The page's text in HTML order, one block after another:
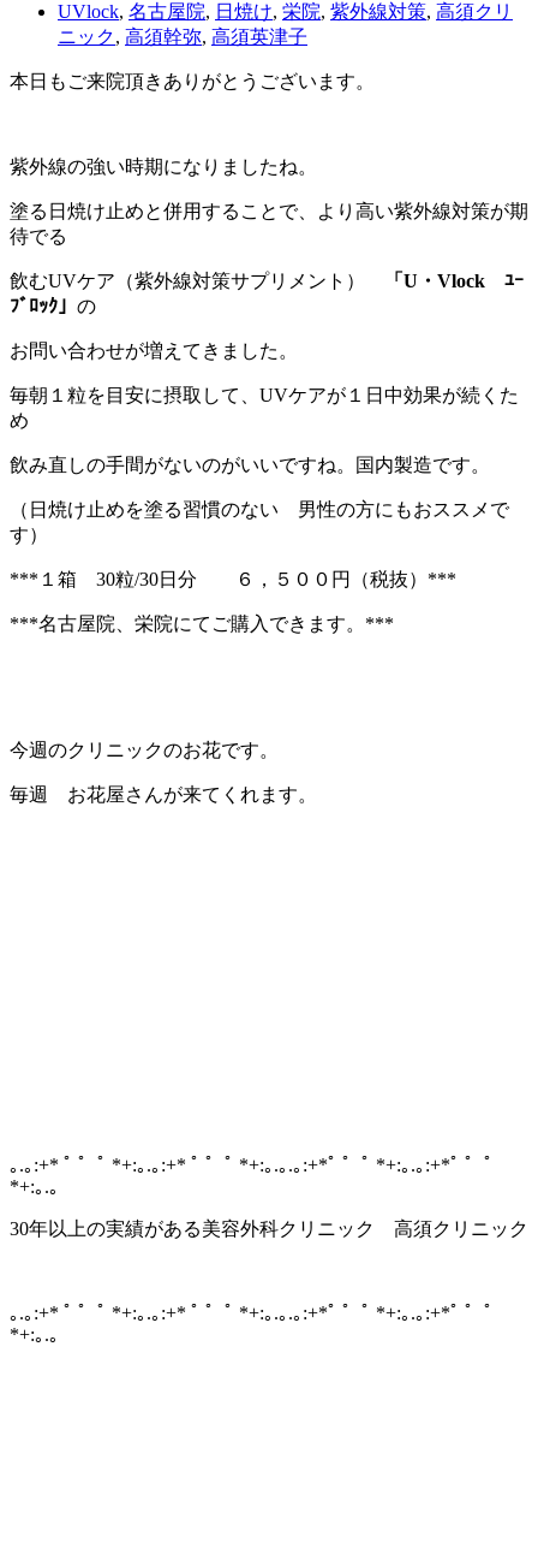
UVlock, 名古屋院, 日焼け, 栄院, 紫外線対策, 高須クリ
ニック, 高須幹弥, 高須英津子
本日もご来院頂きありがとうございます。
紫外線の強い時期になりましたね。
塗る日焼け止めと併用することで、より高い紫外線対策が期
待でる
飲むUVケア（紫外線対策サプリメント）
「U・Vlock ﾕｰ
ﾌﾞﾛｯｸ」 の
お問い合わせが増えてきました。
毎朝１粒を目安に摂取して、UVケアが１日中効果が続くた
め
飲み直しの手間がないのがいいですね。国内製造です。
（日焼け止めを塗る習慣のない 男性の方にもおススメで
す）
***１箱 30粒/30日分 ６，５００円（税抜）***
***名古屋院、栄院にてご購入できます。***
今週のクリニックのお花です。
毎週 お花屋さんが来てくれます。
｡.｡:+* ﾟ ゜ﾟ *+:｡.｡:+* ﾟ ゜ﾟ *+:｡.｡.｡:+*ﾟ ゜ﾟ *+:｡.｡:+*ﾟ ゜ﾟ
*+:｡.｡
30年以上の実績がある美容外科クリニック 高須クリニック
｡.｡:+* ﾟ ゜ﾟ *+:｡.｡:+* ﾟ ゜ﾟ *+:｡.｡.｡:+*ﾟ ゜ﾟ *+:｡.｡:+*ﾟ ゜ﾟ
*+:｡.｡